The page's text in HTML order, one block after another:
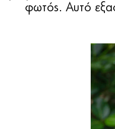
φωτός. Αυτό